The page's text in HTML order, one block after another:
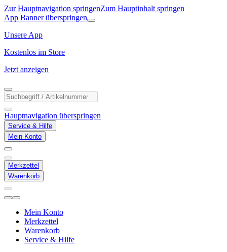
Zur Hauptnavigation springenZum Hauptinhalt springen
App Banner überspringen
Unsere App
Kostenlos im Store
Jetzt anzeigen
Hauptnavigation überspringen
Service & Hilfe
Mein Konto
Merkzettel
Warenkorb
Mein Konto
Merkzettel
Warenkorb
Service & Hilfe